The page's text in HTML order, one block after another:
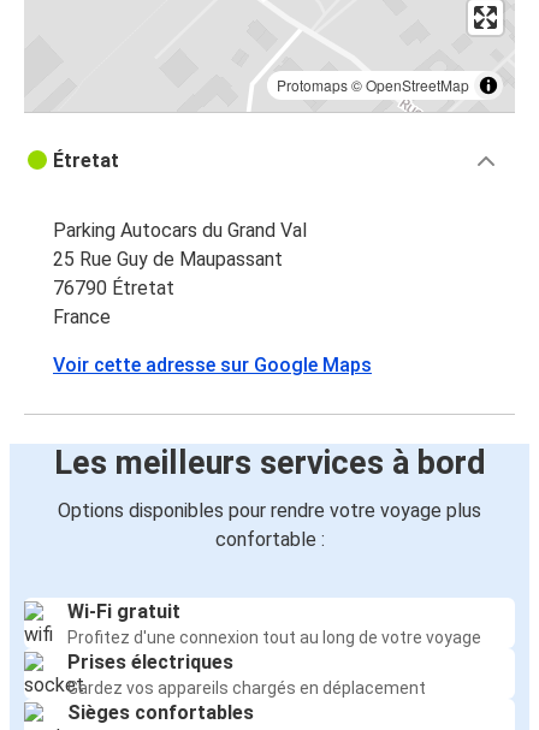
Protomaps©OpenStreetMap
Étretat
Parking Autocars du Grand Val
25 Rue Guy de Maupassant
76790 Étretat
France
Voir cette adresse sur Google Maps
Les meilleurs services à bord
Options disponibles pour rendre votre voyage plus
confortable :
Wi-Fi gratuit
Profitez d'une connexion tout au long de votre voyage
Prises électriques
Gardez vos appareils chargés en déplacement
Sièges confortables